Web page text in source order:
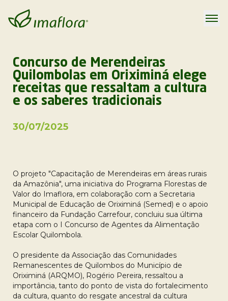
Concurso de Merendeiras
Quilombolas em Oriximiná elege
receitas que ressaltam a cultura
e os saberes tradicionais
30/07/2025
O projeto "Capacitação de Merendeiras em áreas rurais
da Amazônia", uma iniciativa do Programa Florestas de
Valor do Imaflora, em colaboração com a Secretaria
Municipal de Educação de Oriximiná (Semed) e o apoio
financeiro da Fundação Carrefour, concluiu sua última
etapa com o I Concurso de Agentes da Alimentação
Escolar Quilombola.
O presidente da Associação das Comunidades
Remanescentes de Quilombos do Município de
Oriximiná (ARQMO), Rogério Pereira, ressaltou a
importância, tanto do ponto de vista do fortalecimento
da cultura, quanto do resgate ancestral da cultura